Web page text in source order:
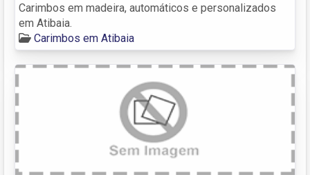
Carimbos em madeira, automáticos e personalizados
em Atibaia.
Carimbos em Atibaia